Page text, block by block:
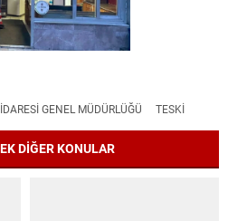
GENEL MÜDÜRLÜĞÜ
TESKI
DİĞER KONULAR